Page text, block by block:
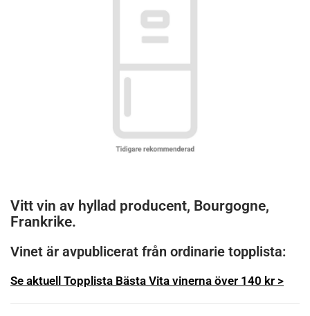
Vitt vin av hyllad producent, Bourgogne,
Frankrike.
Vinet är avpublicerat från ordinarie topplista:
Se aktuell Topplista Bästa Vita vinerna över 140 kr >